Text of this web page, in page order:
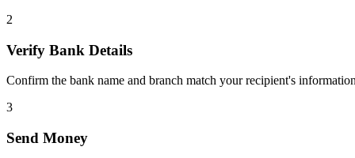
2
Verify Bank Details
Confirm the bank name and branch match your recipient's
3
Send Money